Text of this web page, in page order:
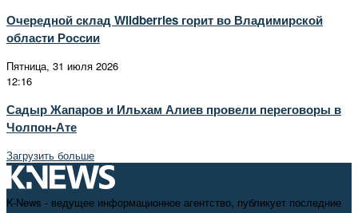
Очередной склад Wildberries горит во Владимирской
области России
Пятница, 31 июля 2026
12:16
Садыр Жапаров и Ильхам Алиев провели переговоры в
Чолпон-Ате
Загрузить больше
K-News - ведущее информационное агентство, публикует последние